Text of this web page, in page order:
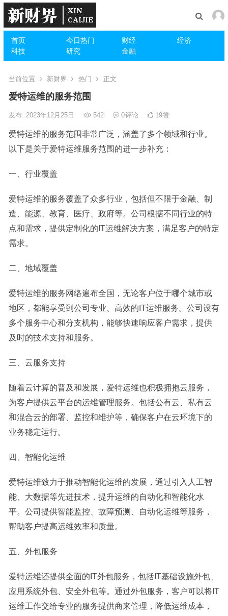
首页 今日热门 财经
经济
科技
研究 金融
当前位置 新财界 热门 正文
爱特运维的服务范围
发布: 2023年12月25日 542 0评论 19赞
爱特运维的服务范围非常广泛，涵盖了多个领域和行业。
以下是关于爱特运维服务范围的进一步补充：
一、行业覆盖
爱特运维的服务覆盖了众多行业，包括但不限于金融、制
造、能源、教育、医疗、政府等。公司根据不同行业的特
点和需求，提供定制化的IT运维解决方案，满足客户的特定
需求。
二、地域覆盖
爱特运维的服务网络遍布全国，无论客户位于哪个城市或
地区，都能享受到公司专业、高效的IT运维服务。公司设有
多个服务中心和分支机构，能够快速响应客户需求，提供
及时的技术支持和服务。
三、云服务支持
随着云计算的普及和发展，爱特运维也积极拥抱云服务，
为客户提供云平台的运维管理服务。包括公有云、私有云
和混合云的部署、监控和维护等，确保客户在云环境下的
业务稳定运行。
四、智能化运维
爱特运维致力于推动智能化运维的发展，通过引入人工智
能、大数据等先进技术，提升运维的自动化和智能化水
平。公司提供智能监控、故障预测、自动化运维等服务，
帮助客户提高运维效率和质量。
五、外包服务
爱特运维还提供全面的IT外包服务，包括IT基础设施外包、
应用系统外包、安全外包等。通过外包服务，客户可以将IT
运维工作交给专业的服务提供商来管理，降低运维成本，